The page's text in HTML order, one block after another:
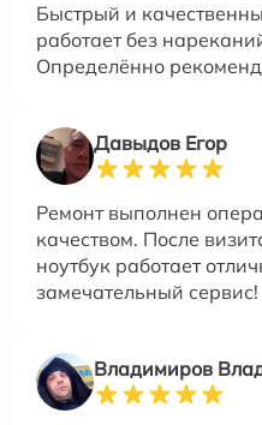
Быстрый и
работает без
Определённо
Давыдов Егор
Ремонт выполнен
качеством. После
ноутбук работает
замечательный сервис!
Владимиров